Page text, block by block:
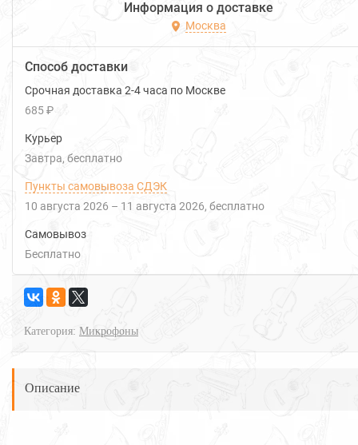
Информация о доставке
Москва
Способ доставки
Срочная доставка 2-4 часа по Москве
685 ₽
Курьер
Завтра
Бесплатно
Пункты самовывоза СДЭК
10 августа 2026 – 11 августа 2026 Бесплатно
Самовывоз
Бесплатно
Категория: Микрофоны
Описание